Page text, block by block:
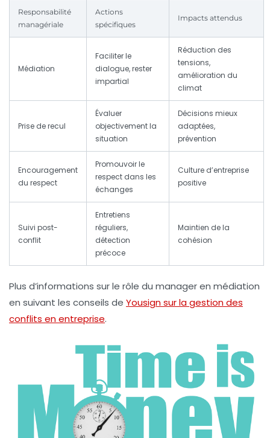
Responsabilité
managériale
Actions
spécifiques
Impacts attendus
Médiation
Faciliter le
dialogue, rester
impartial
Réduction des
tensions,
amélioration du
climat
Prise de recul
Évaluer
objectivement la
situation
Décisions mieux
adaptées,
prévention
Encouragement
du respect
Promouvoir le
respect dans les
échanges
Culture d’entreprise
positive
Suivi post-
conflit
Entretiens
réguliers,
détection
précoce
Maintien de la
cohésion
Plus d’informations sur le rôle du manager en médiation
en suivant les conseils de Yousign sur la gestion des
conflits en entreprise.